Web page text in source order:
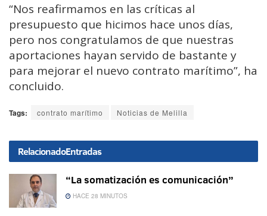
“Nos reafirmamos en las críticas al
presupuesto que hicimos hace unos días,
pero nos congratulamos de que nuestras
aportaciones hayan servido de bastante y
para mejorar el nuevo contrato marítimo”, ha
concluido.
Tags: contrato marítimo Noticias de Melilla
RelacionadoEntradas
“La somatización es comunicación”
HACE 28 MINUTOS